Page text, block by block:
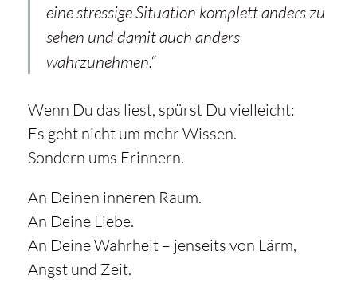
eine stressige Situation komplett anders zu
sehen und damit auch anders
wahrzunehmen.“
Wenn Du das liest, spürst Du vielleicht:
Es geht nicht um mehr Wissen.
Sondern ums Erinnern.
An Deinen inneren Raum.
An Deine Liebe.
An Deine Wahrheit – jenseits von Lärm,
Angst und Zeit.